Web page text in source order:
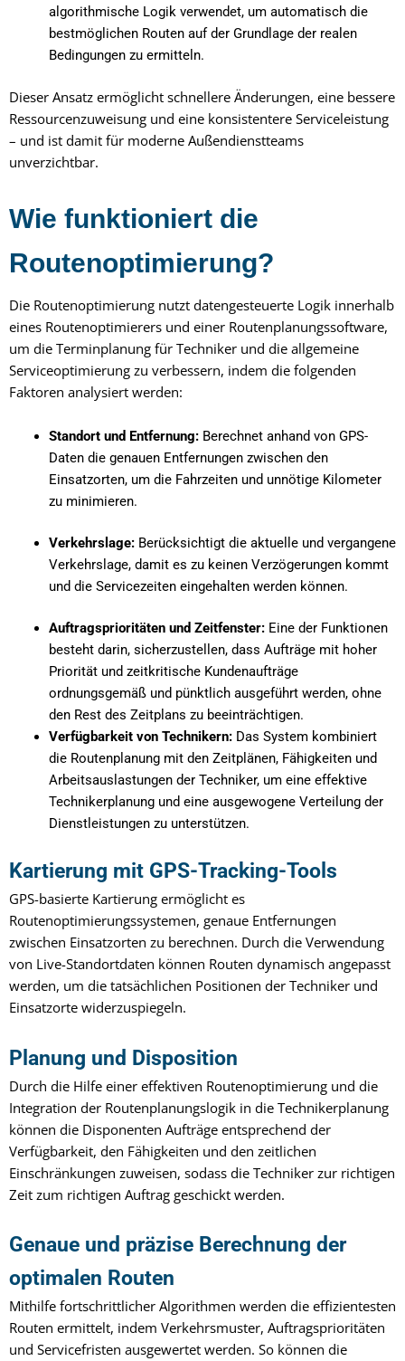
algorithmische Logik verwendet, um automatisch die
bestmöglichen Routen auf der Grundlage der realen
Bedingungen zu ermitteln.
Dieser Ansatz ermöglicht schnellere Änderungen, eine bessere
Ressourcenzuweisung und eine konsistentere Serviceleistung
– und ist damit für moderne Außendienstteams
unverzichtbar.
Wie funktioniert die
Routenoptimierung?
Die Routenoptimierung nutzt datengesteuerte Logik innerhalb
eines Routenoptimierers und einer Routenplanungssoftware,
um die Terminplanung für Techniker und die allgemeine
Serviceoptimierung zu verbessern, indem die folgenden
Faktoren analysiert werden:
Standort und Entfernung: Berechnet anhand von GPS-
Daten die genauen Entfernungen zwischen den
Einsatzorten, um die Fahrzeiten und unnötige Kilometer
zu minimieren.
Verkehrslage: Berücksichtigt die aktuelle und vergangene
Verkehrslage, damit es zu keinen Verzögerungen kommt
und die Servicezeiten eingehalten werden können.
Auftragsprioritäten und Zeitfenster: Eine der Funktionen
besteht darin, sicherzustellen, dass Aufträge mit hoher
Priorität und zeitkritische Kundenaufträge
ordnungsgemäß und pünktlich ausgeführt werden, ohne
den Rest des Zeitplans zu beeinträchtigen.
Verfügbarkeit von Technikern: Das System kombiniert
die Routenplanung mit den Zeitplänen, Fähigkeiten und
Arbeitsauslastungen der Techniker, um eine effektive
Technikerplanung und eine ausgewogene Verteilung der
Dienstleistungen zu unterstützen.
Kartierung mit GPS-Tracking-Tools
GPS-basierte Kartierung ermöglicht es
Routenoptimierungssystemen, genaue Entfernungen
zwischen Einsatzorten zu berechnen. Durch die Verwendung
von Live-Standortdaten können Routen dynamisch angepasst
werden, um die tatsächlichen Positionen der Techniker und
Einsatzorte widerzuspiegeln.
Planung und Disposition
Durch die Hilfe einer effektiven Routenoptimierung und die
Integration der Routenplanungslogik in die Technikerplanung
können die Disponenten Aufträge entsprechend der
Verfügbarkeit, den Fähigkeiten und den zeitlichen
Einschränkungen zuweisen, sodass die Techniker zur richtigen
Zeit zum richtigen Auftrag geschickt werden.
Genaue und präzise Berechnung der
optimalen Routen
Mithilfe fortschrittlicher Algorithmen werden die effizientesten
Routen ermittelt, indem Verkehrsmuster, Auftragsprioritäten
und Servicefristen ausgewertet werden. So können die